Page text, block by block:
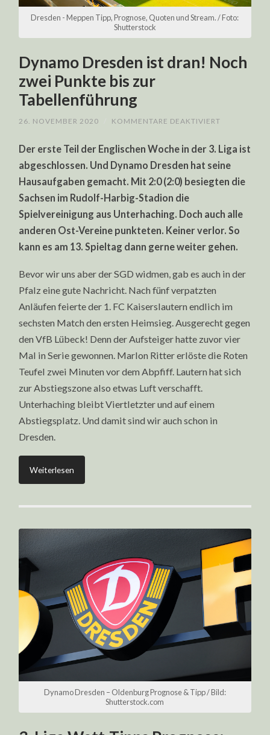
Dresden - Meppen Tipp, Prognose, Quoten und Stream. / Foto:
Shutterstock
Dynamo Dresden ist dran! Noch
zwei Punkte bis zur
Tabellenführung
26. NOVEMBER 2020 KOMMENTARE DEAKTIVIERT
IST
DRAN!
NOCH
PUNKTE
Der erste Teil der Englischen Woche in der 3. Liga ist
abgeschlossen. Und Dynamo Dresden hat seine
Hausaufgaben gemacht. Mit 2:0 (2:0) besiegten die
Sachsen im Rudolf-Harbig-Stadion die
Spielvereinigung aus Unterhaching. Doch auch alle
anderen Ost-Vereine punkteten. Keiner verlor. So
kann es am 13. Spieltag dann gerne weiter gehen.
Bevor wir uns aber der SGD widmen, gab es auch in der
Pfalz eine gute Nachricht. Nach fünf verpatzten
Anläufen feierte der 1. FC Kaiserslautern endlich im
sechsten Match den ersten Heimsieg. Ausgerecht gegen
den VfB Lübeck! Denn der Aufsteiger hatte zuvor vier
Mal in Serie gewonnen. Marlon Ritter erlöste die Roten
Teufel zwei Minuten vor dem Abpfiff. Lautern hat sich
zur Abstiegszone also etwas Luft verschafft.
Unterhaching bleibt Viertletzter und auf einem
Abstiegsplatz. Und damit sind wir auch schon in
Dresden.
Weiterlesen
Dynamo Dresden – Oldenburg Prognose & Tipp / Bild:
Shutterstock.com